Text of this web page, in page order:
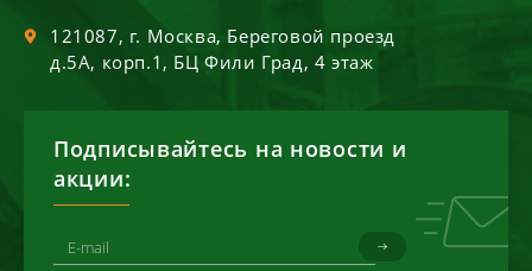
121087, г. Москва, Береговой проезд
д.5А, корп.1, БЦ Фили Град, 4 этаж
Подписывайтесь на новости и
акции: